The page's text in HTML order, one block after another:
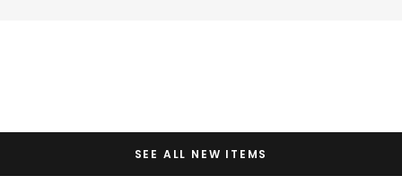
SEE ALL NEW ITEMS